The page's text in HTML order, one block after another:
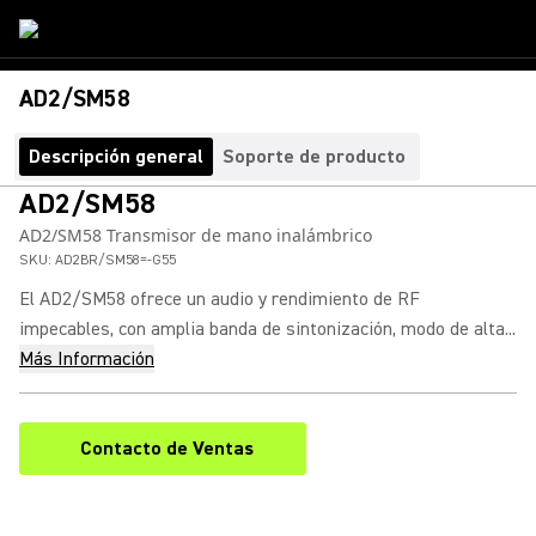
AD2/SM58
Descripción general Soporte de producto
AD2/SM58
AD2/SM58 Transmisor de mano inalámbrico
SKU: AD2BR/SM58=-G55
El AD2/SM58 ofrece un audio y rendimiento de RF
impecables, con amplia banda de sintonización, modo de alta...
Más Información
Contacto de Ventas